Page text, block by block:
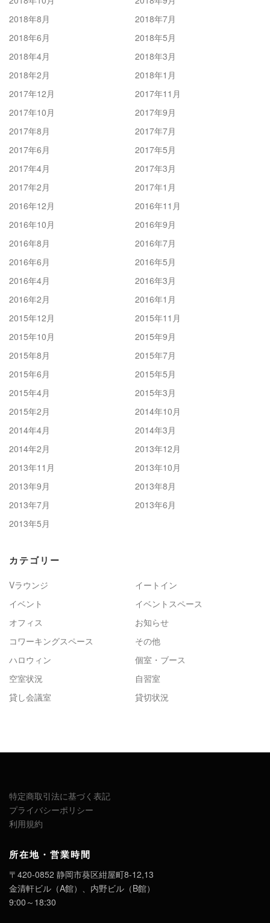
2018年8月
2018年7月
2018年6月
2018年5月
2018年4月
2018年3月
2018年2月
2018年1月
2017年12月
2017年11月
2017年10月
2017年9月
2017年8月
2017年7月
2017年6月
2017年5月
2017年4月
2017年3月
2017年2月
2017年1月
2016年12月
2016年11月
2016年10月
2016年9月
2016年8月
2016年7月
2016年6月
2016年5月
2016年4月
2016年3月
2016年2月
2016年1月
2015年12月
2015年11月
2015年10月
2015年9月
2015年8月
2015年7月
2015年6月
2015年5月
2015年4月
2015年3月
2015年2月
2014年10月
2014年4月
2014年3月
2014年2月
2013年12月
2013年11月
2013年10月
2013年9月
2013年8月
2013年7月
2013年6月
2013年5月
カテゴリー
Vラウンジ
イートイン
イベント
イベントスペース
オフィス
お知らせ
コワーキングスペース
その他
ハロウィン
個室・ブース
空室状況
自習室
貸し会議室
貸切状況
特定商取引法に基づく表記
プライバシーポリシー
利用規約
所在地・営業時間
〒420-0852 静岡市葵区紺屋町8-12,13
金清軒ビル（A館）、内野ビル（B館）
9:00～18:30